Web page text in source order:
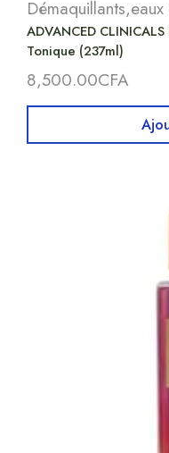
ADVANCED
Tonique (237ml)
8,500.00CFA